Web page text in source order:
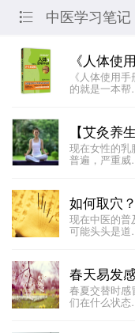
 中医学习笔记
《人体使用
的就是一本
【艾灸养
现在女性的乳
普遍，严重
如何取穴？
现在中医的普
可能头头是
春天易发
春夏交替时感
们在什么状